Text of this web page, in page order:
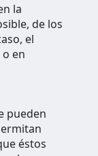
la
de los
el
en
pueden
éstos